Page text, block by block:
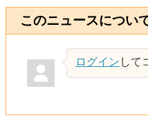
このニュースについ
ログイン して